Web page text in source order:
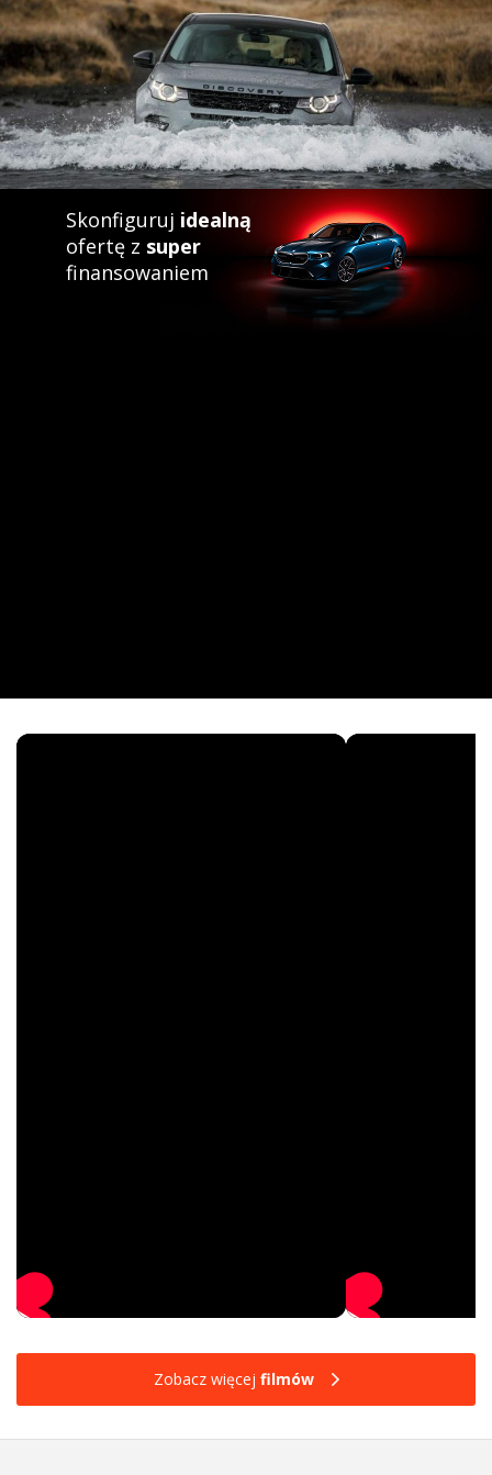
Skonfiguruj idealną
ofertę z super
finansowaniem
Zobacz więcej filmów